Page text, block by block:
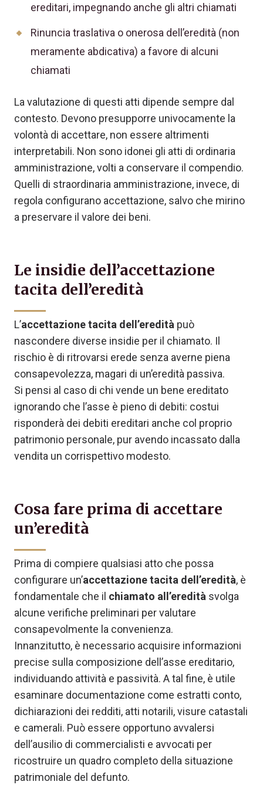
ereditari, impegnando anche gli altri chiamati
Rinuncia traslativa o onerosa dell’eredità (non
meramente abdicativa) a favore di alcuni
chiamati
La valutazione di questi atti dipende sempre dal
contesto. Devono presupporre univocamente la
volontà di accettare, non essere altrimenti
interpretabili. Non sono idonei gli atti di ordinaria
amministrazione, volti a conservare il compendio.
Quelli di straordinaria amministrazione, invece, di
regola configurano accettazione, salvo che mirino
a preservare il valore dei beni.
Le insidie dell’accettazione
tacita dell’eredità
L’accettazione tacita dell’eredità può
nascondere diverse insidie per il chiamato. Il
rischio è di ritrovarsi erede senza averne piena
consapevolezza, magari di un’eredità passiva.
Si pensi al caso di chi vende un bene ereditato
ignorando che l’asse è pieno di debiti: costui
risponderà dei debiti ereditari anche col proprio
patrimonio personale, pur avendo incassato dalla
vendita un corrispettivo modesto.
Cosa fare prima di accettare
un’eredità
Prima di compiere qualsiasi atto che possa
configurare un’accettazione tacita dell’eredità, è
fondamentale che il chiamato all’eredità svolga
alcune verifiche preliminari per valutare
consapevolmente la convenienza.
Innanzitutto, è necessario acquisire informazioni
precise sulla composizione dell’asse ereditario,
individuando attività e passività. A tal fine, è utile
esaminare documentazione come estratti conto,
dichiarazioni dei redditi, atti notarili, visure catastali
e camerali. Può essere opportuno avvalersi
dell’ausilio di commercialisti e avvocati per
ricostruire un quadro completo della situazione
patrimoniale del defunto.